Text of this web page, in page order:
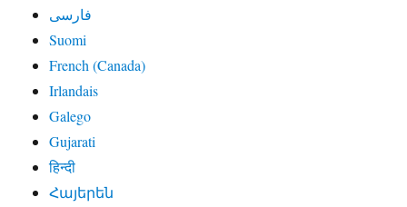
فارسی
Suomi
French (Canada)
Irlandais
Galego
Gujarati
हिन्दी
Հայերեն